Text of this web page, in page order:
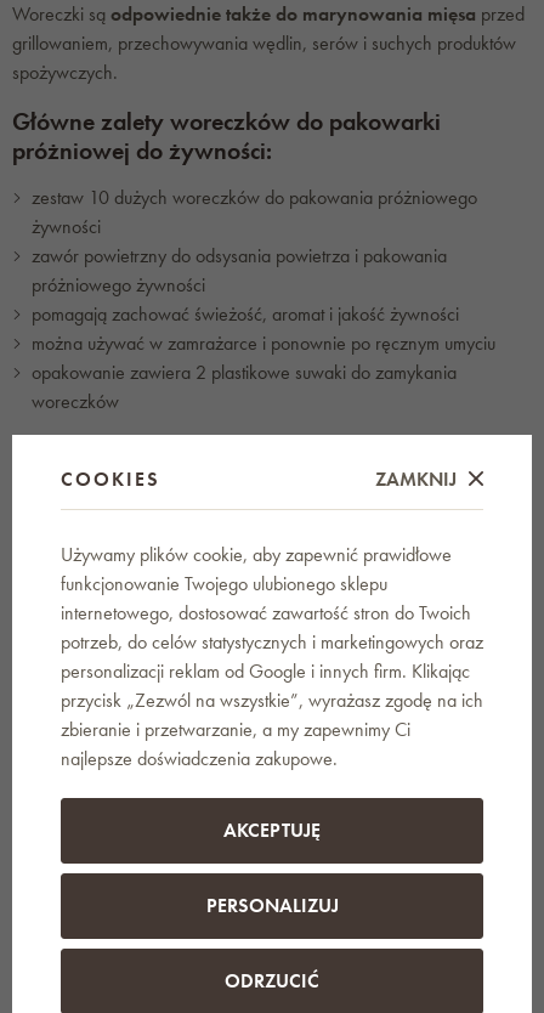
Woreczki sąodpowiednie także do marynowania mięsa przed
grillowaniem, przechowywania wędlin, serów i suchych produktów
spożywczych.
Główne zalety woreczków do pakowarki
próżniowej do żywności:
zestaw 10 dużych woreczków do pakowania próżniowego
żywności
zawór powietrzny do odsysania powietrza i pakowania
próżniowego żywności
pomagają zachować świeżość, aromat i jakość żywności
można używać w zamrażarce i ponownie po ręcznym umyciu
opakowanie zawiera 2 plastikowe suwaki do zamykania
woreczków
do żywności:
liczba sztuk w opakowaniu: 10 szt.
wymiar woreczków: 40 × 28 cm
długość: 40 cm
szerokość: 28 cm
liczba plastikowych suwaków: 2 szt.
odporność temperaturowa: od -20 °C do +110 °C
waga: 232 g
zastosowanie: do pakowania próżniowego
można myć w zmywarce: nie
można używać w kuchence mikrofalowej: nie
można używać w zamrażarce: tak
pakowarki próżniowej do żywności:
COOKIES ZAMKNIJ
Używamy plików cookie, aby zapewnić prawidłowe
funkcjonowanie Twojego ulubionego sklepu
internetowego, dostosować zawartość stron do Twoich
potrzeb, do celów statystycznych i marketingowych oraz
personalizacji reklam od Google i innych firm. Klikając
przycisk „Zezwól na wszystkie”, wyrażasz zgodę na ich
zbieranie i przetwarzanie, a my zapewnimy Ci
najlepsze doświadczenia zakupowe.
AKCEPTUJĘ
PERSONALIZUJ
ODRZUCIĆ